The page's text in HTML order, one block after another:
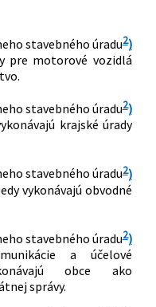
stavebného úradu2)
pre motorové vozidlá
stavebného úradu2)
krajské úrady
stavebného úradu2)
vykonávajú obvodné
stavebného úradu2)
a účelové
obce ako
správy.